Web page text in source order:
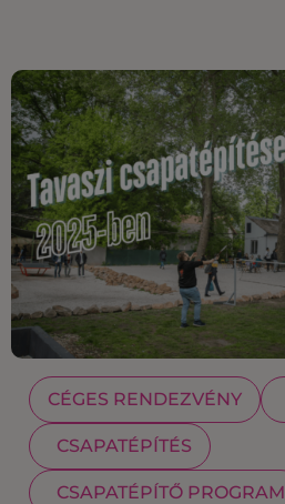
CÉGES RENDEZVÉNY
CSAPATÉPÍTÉS
CSAPATÉPÍTŐ PROGRAM